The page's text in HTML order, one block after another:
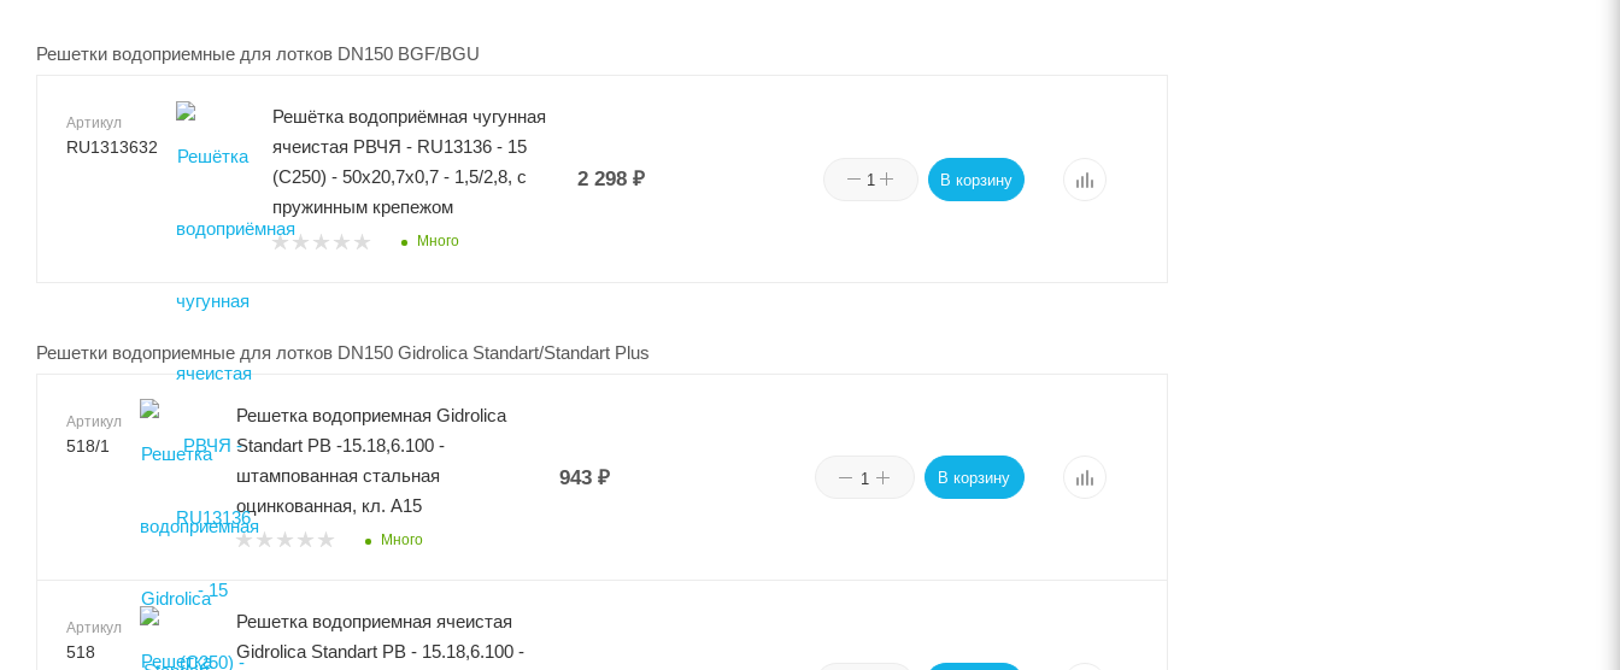
Решетки водоприемные для лотков DN150 BGF/BGU
Артикул
RU1313632
Решётка водоприёмная чугунная
ячеистая РВЧЯ - RU13136 - 15
(C250) - 50х20,7х0,7 - 1,5/2,8, с
пружинным крепежом
Много
2 298₽ В корзину
Решетки водоприемные для лотков DN150 Gidrolica Standart/Standart Plus
Артикул
518/1
Решетка водоприемная Gidrolica
Standart РВ -15.18,6.100 -
штампованная стальная
оцинкованная, кл. А15
Много
943₽ В корзину
Артикул
518
Решетка водоприемная ячеистая
Gidrolica Standart РВ - 15.18,6.100 -